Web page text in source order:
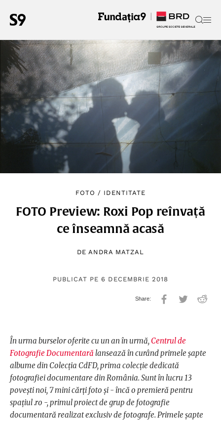
FOTO / IDENTITATE
FOTO Preview: Roxi Pop reînvață
ce înseamnă acasă
DE ANDRA MATZAL
PUBLICAT PE 6 DECEMBRIE 2018
În urma burselor oferite cu un an în urmă, Centrul de
Fotografie Documentară lansează în curând primele șapte
albume din Colecția CdFD, prima colecție dedicată
fotografiei documentare din România. Sunt în lucru 13
povești noi, 7 mini cărți foto și - încă o premieră pentru
spațiul .ro -, primul proiect de grup de fotografie
documentară realizat exclusiv de fotografe. Primele șapte